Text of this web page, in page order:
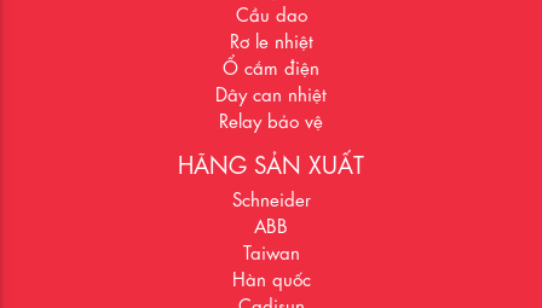
Cầu dao
Rơ le nhiệt
Ổ cắm điện
Dây can nhiệt
Relay bảo vệ
HÃNG SẢN XUẤT
Schneider
ABB
Taiwan
Hàn quốc